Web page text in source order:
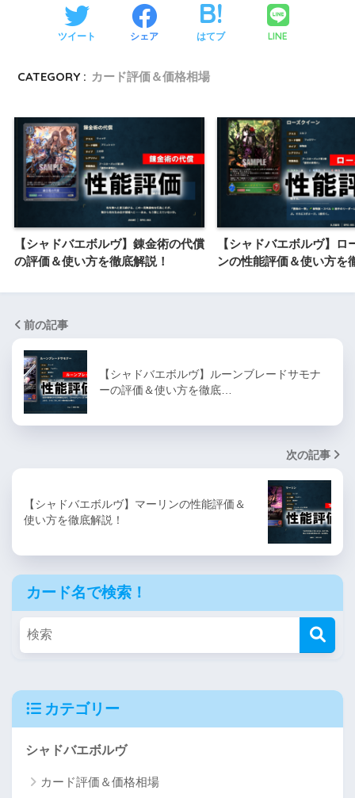
ツイート シェア はてブ LINE
CATEGORY : カード評価＆価格相場
【シャドバエボルヴ】錬金術の代償
の評価＆使い方を徹底解説！
【シャドバエボルヴ】ロ
ンの性能評価＆使い方を
前の記事
【シャドバエボルヴ】ルーンブレードサモナ
ーの評価＆使い方を徹底…
次の記事
【シャドバエボルヴ】マーリンの性能評価＆
使い方を徹底解説！
カード名で検索！
カテゴリー
シャドバエボルヴ
カード評価＆価格相場